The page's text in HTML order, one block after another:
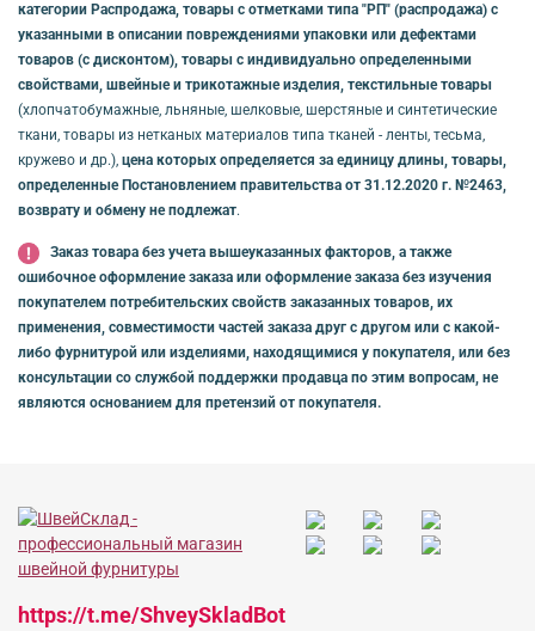
категории Распродажа, товары с отметками типа "РП" (распродажа) с
указанными в описании повреждениями упаковки или дефектами
товаров (с дисконтом), товары с индивидуально определенными
свойствами, швейные и трикотажные изделия, текстильные товары
(хлопчатобумажные, льняные, шелковые, шерстяные и синтетические
ткани, товары из нетканых материалов типа тканей - ленты, тесьма,
кружево и др.), цена которых определяется за единицу длины, товары,
определенные Постановлением правительства от 31.12.2020 г. №2463,
возврату и обмену не подлежат.
Заказ товара без учета вышеуказанных факторов, а также
ошибочное оформление заказа или оформление заказа без изучения
покупателем потребительских свойств заказанных товаров, их
применения, совместимости частей заказа друг с другом или с какой-
либо фурнитурой или изделиями, находящимися у покупателя, или без
консультации со службой поддержки продавца по этим вопросам, не
являются основанием для претензий от покупателя.
https://t.me/ShveySkladBot